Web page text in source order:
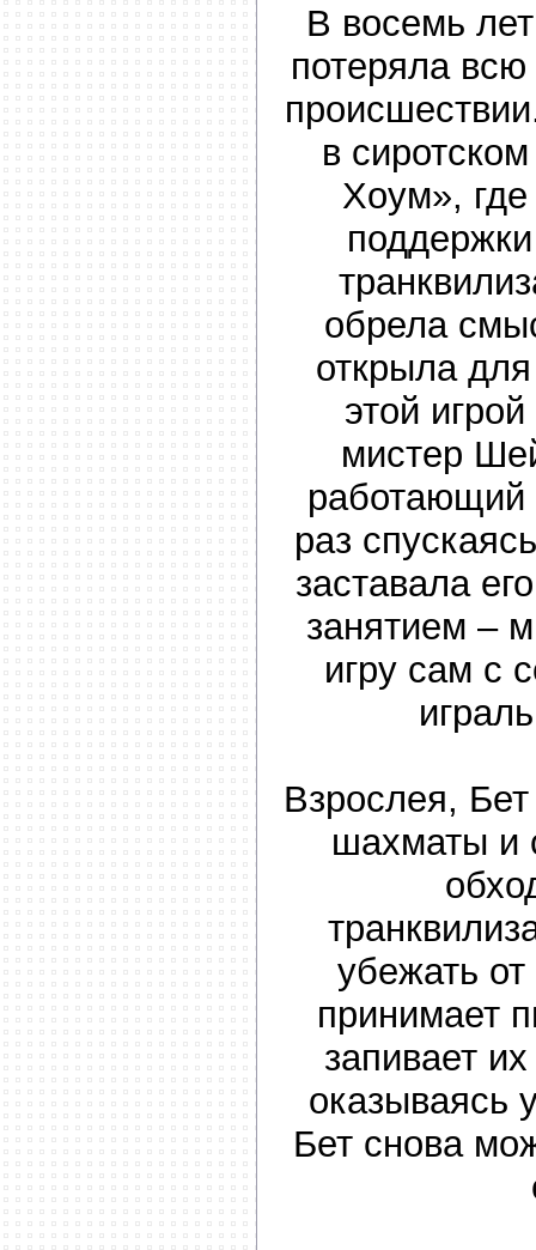
В восемь
потеряла
в
Хоум»,
обрела
открыла
этой
мистер
раз
заставала
занятием –
игру сам с
Взрослея,
шахматы и
убежать
принимает
запивает
оказываясь
Бет снова